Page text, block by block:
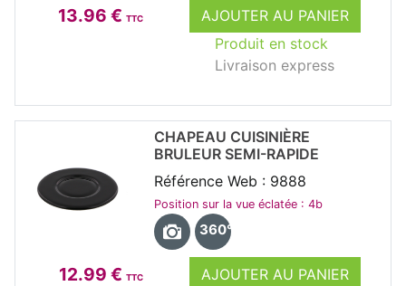
13.96 € TTC
AJOUTER AU PANIER
Produit en stock
Livraison express
12.99 € TTC
AJOUTER AU PANIER
CHAPEAU CUISINIÈRE
BRULEUR SEMI-RAPIDE
Référence Web : 9888
Position sur la vue éclatée : 4b
360°